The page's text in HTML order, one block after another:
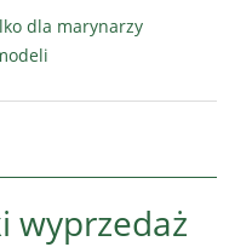
dla marynarzy
wyprzedaż